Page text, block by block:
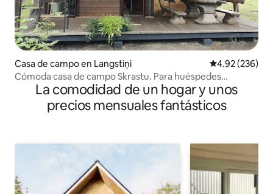
Casa de campo en Langstiņi Calificación
4.92 (236)
Cómoda casa de campo Skrastu. Para huéspedes
responsables
La comodidad de un hogar y unos
precios mensuales fantásticos